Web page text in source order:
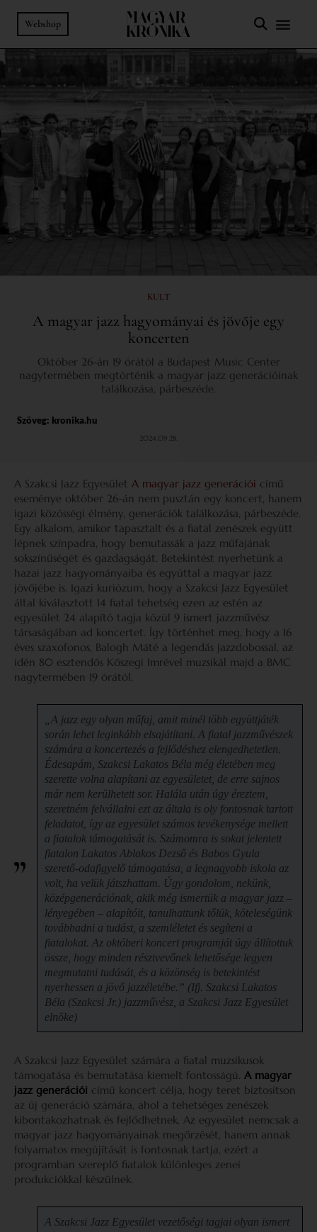
Webshop
KULT
A magyar jazz hagyományai és jövője egy
koncerten
Október 26-án 19 órától a Budapest Music Center
nagytermében megtörténik a magyar jazz generációinak
találkozása, párbeszéde.
Szöveg: kronika.hu
2024.09.28.
A Szakcsi Jazz Egyesület A magyar jazz generációi című
eseménye október 26-án nem pusztán egy koncert, hanem
igazi közösségi élmény, generációk találkozása, párbeszéde.
Egy alkalom, amikor tapasztalt és a fiatal zenészek együtt
lépnek színpadra, hogy bemutassák a jazz műfajának
sokszínűségét és gazdagságát. Betekintést nyerhetünk a
hazai jazz hagyományaiba és egyúttal a magyar jazz
jövőjébe is. Igazi kuriózum, hogy a Szakcsi Jazz Egyesület
által kiválasztott 14 fiatal tehetség ezen az estén az
egyesület 24 alapító tagja közül 9 ismert jazzművész
társaságában ad koncertet. Így történhet meg, hogy a 16
éves szaxofonos, Balogh Máté a legendás jazzdobossal, az
idén 80 esztendős Kőszegi Imrével muzsikál majd a BMC
nagytermében 19 órától.
„A jazz egy olyan műfaj, amit minél több együttjáték
során lehet leginkább elsajátítani. A fiatal jazzművészek
számára a koncertezés a fejlődéshez elengedhetetlen.
Édesapám, Szakcsi Lakatos Béla még életében meg
szerette volna alapítani az egyesületet, de erre sajnos
már nem kerülhetett sor. Halála után úgy éreztem,
szeretném felvállalni ezt az általa is oly fontosnak tartott
feladatot, így az egyesület számos tevékenysége mellett
a fiatalok támogatását is. Számomra is sokat jelentett
fiatalon Lakatos Ablakos Dezső és Babos Gyula
szerető-odafigyelő támogatása, a legnagyobb iskola az
volt, ha velük játszhattam. Úgy gondolom, nekünk,
középgenerációnak, akik még ismertük a magyar jazz –
lényegében – alapítóit, tanulhattunk tőlük, köteleségünk
továbbadni a tudást, a szemléletet és segíteni a
fiatalokat. Az októberi koncert programját úgy állítottuk
össze, hogy minden résztvevőnek lehetősége legyen
megmutatni tudását, és a közönség is betekintést
nyerhessen a jövő jazzéletébe.” (Ifj. Szakcsi Lakatos
Béla (Szakcsi Jr.) jazzművész, a Szakcsi Jazz Egyesület
elnöke)
A Szakcsi Jazz Egyesület számára a fiatal muzsikusok
támogatása és bemutatása kiemelt fontosságú. A magyar
jazz generációi című koncert célja, hogy teret biztosítson
az új generáció számára, ahol a tehetséges zenészek
kibontakozhatnak és fejlődhetnek. Az egyesület nemcsak a
magyar jazz hagyományainak megőrzését, hanem annak
folyamatos megújítását is fontosnak tartja, ezért a
programban szereplő fiatalok különleges zenei
produkciókkal készülnek.
A Szakcsi Jazz Egyesület vezetőségi tagjai olyan ismert